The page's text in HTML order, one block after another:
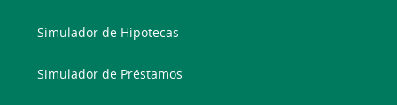
Simulador de Hipotecas
Simulador de Préstamos